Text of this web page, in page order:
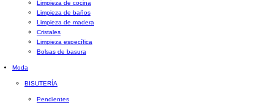
Limpieza de cocina
Limpieza de baños
Limpieza de madera
Cristales
Limpieza específica
Bolsas de basura
Moda
BISUTERÍA
Pendientes